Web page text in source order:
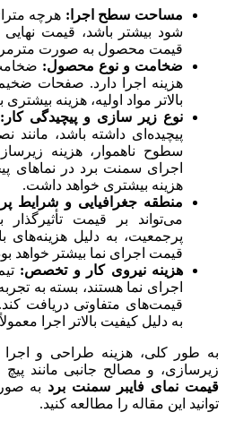
مساحت سطح اجرا: هرچه
شود بیشتر باشد، قیمت
قیمت محصول به صورت
ضخامت و نوع محصول:
هزینه اجرا دارد. صفحات
بالاتر مواد اولیه، هزینه بیشتری
نوع زیر سازی و پیچیدگی کار:
پیچیده‌ای داشته باشد،
سطوح ناهموار، هزینه
اجرای سمنت برد در نماهای
هزینه بیشتری خواهد داشت.
منطقه جغرافیایی و شرایط
می‌تواند بر قیمت
پرجمعیت، به دلیل هزینه‌های
قیمت اجرای نما بیشتر خواهد
هزینه نیروی کار و تخصص:
اجرای نما هستند، بسته به
قیمت‌های متفاوتی دریافت
به دلیل کیفیت بالاتر اجرا
به طور کلی، هزینه طراحی و
زیرسازی، و مصالح جانبی مانند
قیمت نمای فایبر سمنت برد به
توانید این مقاله را مطالعه کنید.